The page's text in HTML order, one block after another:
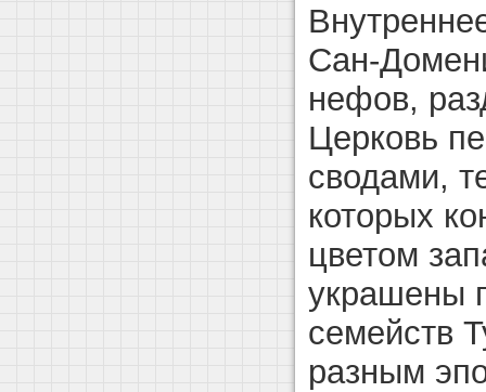
Сан-
нефов,
Церковь
сводами,
которых
цветом
украшены
семейств
разным